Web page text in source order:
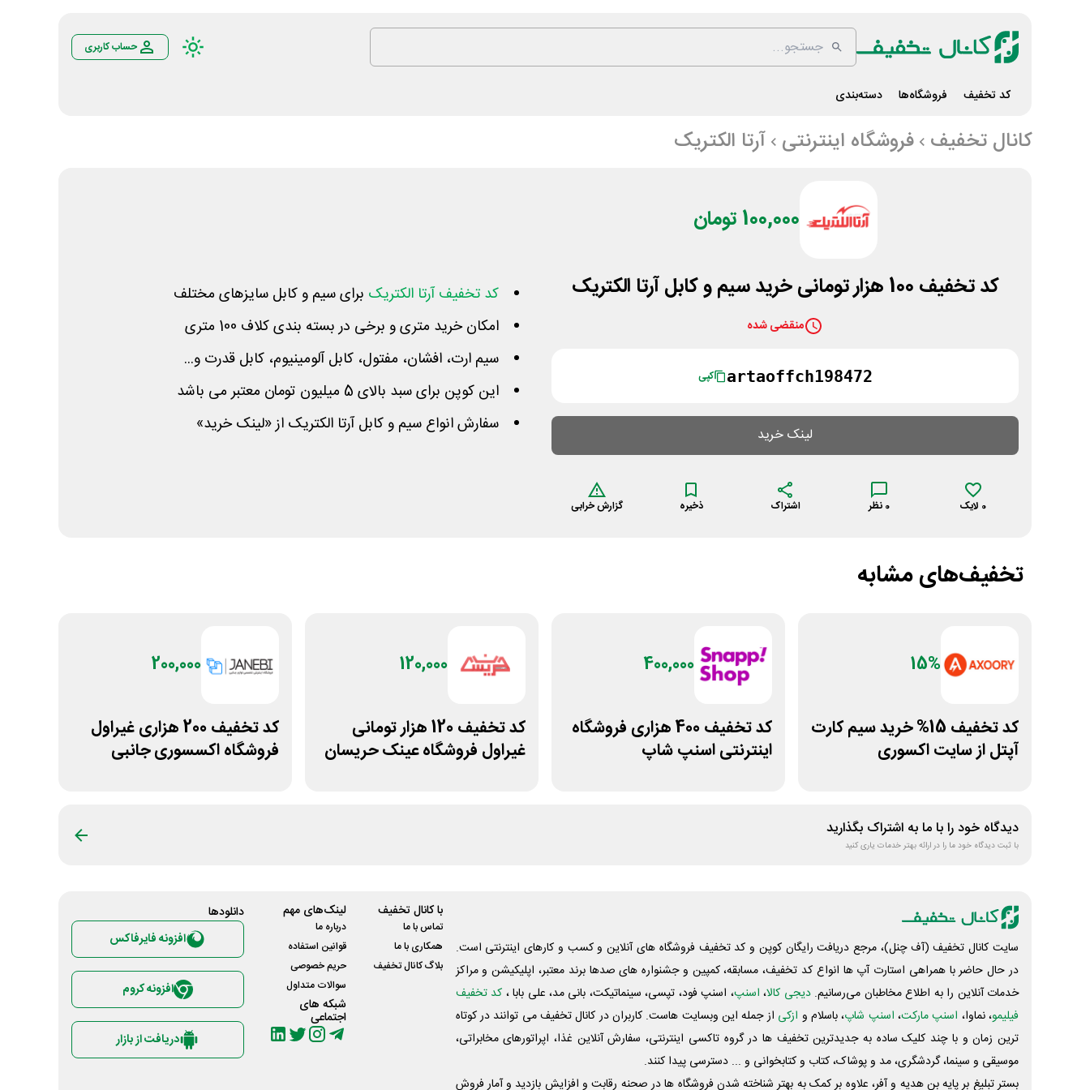
حساب کاربری
کد تخفیف فروشگاه‌ها دسته‌بندی
کانال تخفیف فروشگاه اینترنتی آرتا الکتریک
100,000 تومان
کد تخفیف 100 هزار تومانی خرید سیم و کابل آرتا الکتریک
منقضی شده
artaoffch198472 کپی
لینک خرید
0 لایک 0 نظر اشتراک ذخیره گزارش خرابی
کد تخفیف آرتا الکتریک برای سیم و کابل سایزهای مختلف
امکان خرید متری و برخی در بسته بندی کلاف 100 متری
سیم ارت، افشان، مفتول، کابل آلومینیوم، کابل قدرت و...
این کوپن برای سبد بالای 5 میلیون تومان معتبر می باشد
سفارش انواع سیم و کابل آرتا الکتریک از «لینک خرید»
تخفیف‌های مشابه
15%
کد تخفیف 15% خرید سیم کارت
آپتل از سایت اکسوری
400,000
کد تخفیف 400 هزاری فروشگاه
اینترنتی اسنپ شاپ
120,000
کد تخفیف 120 هزار تومانی
غیراول فروشگاه عینک حریسان
200,000
کد تخفیف 200 هزاری غیراول
فروشگاه اکسسوری جانبی
دیدگاه خود را با ما به اشتراک بگذارید
با ثبت دیدگاه خود ما را در ارائه بهتر خدمات یاری کنید
سایت کانال تخفیف (آف چنل)، مرجع دریافت رایگان کوپن و کد تخفیف فروشگاه های آنلاین و کسب و‌ کارهای اینترنتی است.
در حال حاضر با همراهی استارت آپ ها انواع کد تخفیف، مسابقه، کمپین و جشنواره های صدها برند معتبر، اپلیکیشن و مراکز
خدمات آنلاین را به اطلاع مخاطبان می‌رسانیم. دیجی کالا، اسنپ، اسنپ فود، تپسی، سینماتیکت، بانی مد، علی‌ بابا ، کد تخفیف
فیلیمو، نماوا، اسنپ مارکت، اسنپ شاپ، باسلام و ازکی از جمله این وبسایت ‌هاست. کاربران در کانال تخفیف می توانند در کوتاه
ترین زمان و با چند کلیک ساده به جدیدترین تخفیف ها در گروه تاکسی اینترنتی، سفارش آنلاین غذا، اپراتورهای مخابراتی،
موسیقی و سینما، گردشگری، مد و پوشاک، کتاب و کتابخوانی و ... دسترسی پیدا کنند.
بستر تبلیغ بر پایه بن هدیه و آفر، علاوه بر کمک به بهتر شناخته شدن فروشگاه ها در صحنه رقابت و افزایش بازدید و آمار فروش
با کانال تخفیف
تماس با ما
همکاری با ما
بلاگ کانال تخفیف
لینک‌های مهم
درباره ما
قوانین استفاده
حریم خصوصی
سوالات متداول
شبکه های
اجتماعی
دانلود‌ها
افزونه فایرفاکس
افزونه کروم
دریافت از بازار